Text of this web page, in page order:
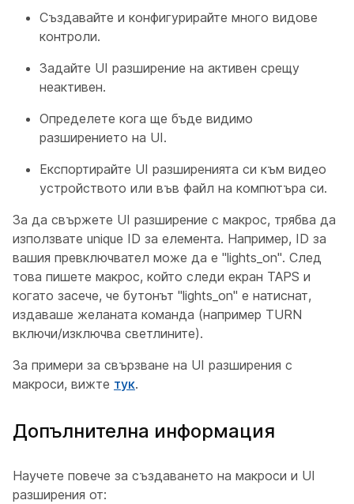
Създавайте и конфигурирайте много видове
контроли.
Задайте UI разширение на активен срещу
неактивен.
Определете кога ще бъде видимо
разширението на UI.
Експортирайте UI разширенията си към видео
устройството или във файл на компютъра си.
За да свържете UI разширение с макрос, трябва да
използвате unique ID за елемента. Например, ID за
вашия превключвател може да е "lights_on". След
това пишете макрос, който следи екран TAPS и
когато засече, че бутонът "lights_on" е натиснат,
издаваше желаната команда (например TURN
включи/изключва светлините).
За примери за свързване на UI разширения с
макроси, вижте тук.
Допълнителна информация
Научете повече за създаването на макроси и UI
разширения от: